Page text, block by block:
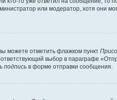
или модератор, хотя они
можете отметить флажком пункт
выбор в параграфе
подпись в форме отправки сообщения.